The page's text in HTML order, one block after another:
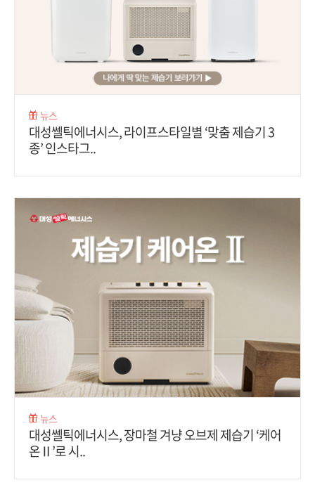
뉴스
대성쎌틱에너시스, 라이프스타일별 ‘맞춤 제습기 3
종’ 인스타그..
뉴스
대성쎌틱에너시스, 장마철 겨냥 오브제 제습기 ‘케어
온Ⅱ’로 시..